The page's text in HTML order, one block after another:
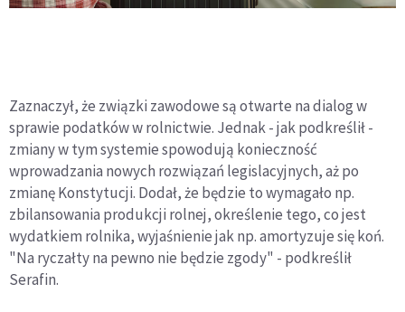
Zaznaczył, że związki zawodowe są otwarte na dialog w
sprawie podatków w rolnictwie. Jednak - jak podkreślił -
zmiany w tym systemie spowodują konieczność
wprowadzania nowych rozwiązań legislacyjnych, aż po
zmianę Konstytucji. Dodał, że będzie to wymagało np.
zbilansowania produkcji rolnej, określenie tego, co jest
wydatkiem rolnika, wyjaśnienie jak np. amortyzuje się koń.
"Na ryczałty na pewno nie będzie zgody" - podkreślił
Serafin.